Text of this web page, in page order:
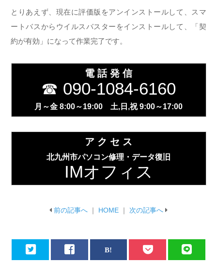
とりあえず、現在に評価版をアンインストールして、スマ
ートバスからウイルスバスターをインストールして、「契
約が有効」になって作業完了です。
電 話 発 信
☎ 090-1084-6160
月～金 8:00～19:00 土,日,祝 9:00～17:00
ア ク セ ス
北九州市パソコン修理・データ復旧
IMオフィス
前の記事へ ｜ HOME ｜ 次の記事へ